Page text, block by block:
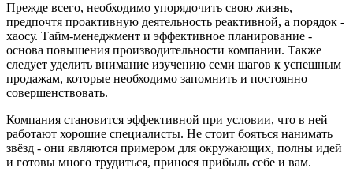
Прежде всего, необходимо упорядочить свою жизнь,
предпочтя проактивную деятельность реактивной, а порядок -
хаосу. Тайм-менеджмент и эффективное планирование -
основа повышения производительности компании. Также
следует уделить внимание изучению семи шагов к успешным
продажам, которые необходимо запомнить и постоянно
совершенствовать.
Компания становится эффективной при условии, что в ней
работают хорошие специалисты. Не стоит бояться нанимать
звёзд - они являются примером для окружающих, полны идей
и готовы много трудиться, принося прибыль себе и вам.